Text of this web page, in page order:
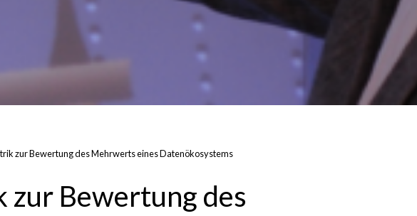
zur Bewertung des Mehrwerts eines Datenökosystems
Bewertung des